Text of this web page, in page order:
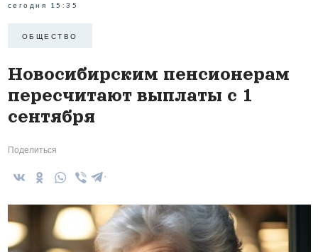
сегодня 15:35
ОБЩЕСТВО
Новосибирским пенсионерам
пересчитают выплаты с 1
сентября
Поделиться